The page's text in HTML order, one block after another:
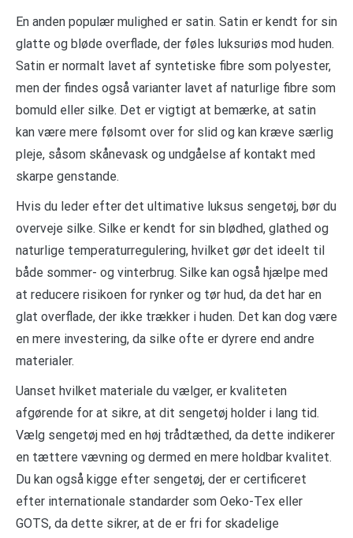
En anden populær mulighed er satin. Satin er kendt for sin
glatte og bløde overflade, der føles luksuriøs mod huden.
Satin er normalt lavet af syntetiske fibre som polyester,
men der findes også varianter lavet af naturlige fibre som
bomuld eller silke. Det er vigtigt at bemærke, at satin
kan være mere følsomt over for slid og kan kræve særlig
pleje, såsom skånevask og undgåelse af kontakt med
skarpe genstande.
Hvis du leder efter det ultimative luksus sengetøj, bør du
overveje silke. Silke er kendt for sin blødhed, glathed og
naturlige temperaturregulering, hvilket gør det ideelt til
både sommer- og vinterbrug. Silke kan også hjælpe med
at reducere risikoen for rynker og tør hud, da det har en
glat overflade, der ikke trækker i huden. Det kan dog være
en mere investering, da silke ofte er dyrere end andre
materialer.
Uanset hvilket materiale du vælger, er kvaliteten
afgørende for at sikre, at dit sengetøj holder i lang tid.
Vælg sengetøj med en høj trådtæthed, da dette indikerer
en tættere vævning og dermed en mere holdbar kvalitet.
Du kan også kigge efter sengetøj, der er certificeret
efter internationale standarder som Oeko-Tex eller
GOTS, da dette sikrer, at de er fri for skadelige